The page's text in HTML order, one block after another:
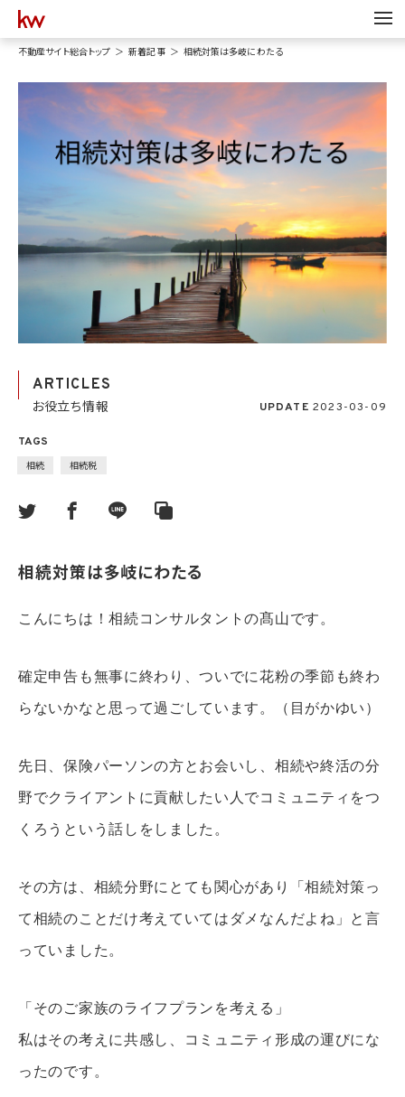
不動産サイト総合トップ 新着記事 相続対策は多岐にわたる
ARTICLES
お役立ち情報 UPDATE 2023-03-09
TAGS
相続 相続税
相続対策は多岐にわたる
こんにちは！相続コンサルタントの髙山です。
確定申告も無事に終わり、ついでに花粉の季節も終わ
らないかなと思って過ごしています。（目がかゆい）
先日、保険パーソンの方とお会いし、相続や終活の分
野でクライアントに貢献したい人でコミュニティをつ
くろうという話しをしました。
その方は、相続分野にとても関心があり「相続対策っ
て相続のことだけ考えていてはダメなんだよね」と言
っていました。
「そのご家族のライフプランを考える」
私はその考えに共感し、コミュニティ形成の運びにな
ったのです。